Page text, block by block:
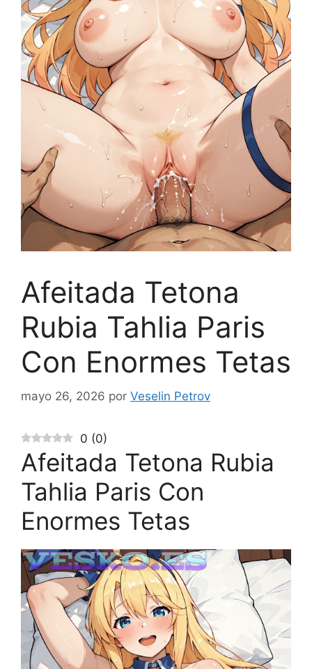
Afeitada Tetona
Rubia Tahlia Paris
Con Enormes Tetas
mayo 26, 2026 por Veselin Petrov
0 (0)
Afeitada Tetona Rubia
Tahlia Paris Con
Enormes Tetas